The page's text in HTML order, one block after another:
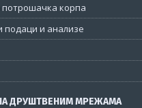
корпа
подаци и анализе
ДРУШТВЕНИМ МРЕЖАМА